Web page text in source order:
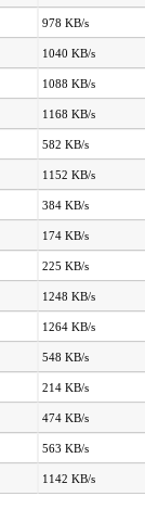
978 KB/s
1040 KB/s
1088 KB/s
1168 KB/s
582 KB/s
1152 KB/s
384 KB/s
174 KB/s
225 KB/s
1248 KB/s
1264 KB/s
548 KB/s
214 KB/s
474 KB/s
563 KB/s
1142 KB/s